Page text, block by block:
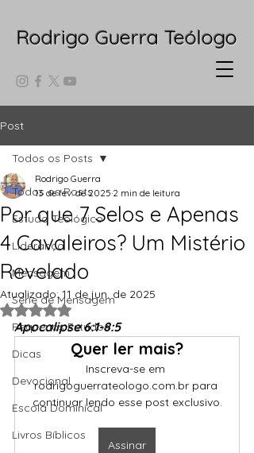
Rodrigo Guerra Teólogo
Post
Todos os Posts
Estudo Teológico
Liderança
Mensagem
Série de Mensagem
Pequenos Estudos
Dicas
Devocional
Escola Dominical
Livros Bíblicos
Todos os Posts
Por que 7 Selos e Apenas
4 Cavaleiros? Um Mistério
Revelado
Rodrigo Guerra
13 de fev. de 2025 2 min de leitura
Atualizado:11 de jun. de 2025
Avaliado com NaN de 5 estrelas.
Apocalipse 6:1-8:5
Quer ler mais?
Inscreva-se em
rodrigoguerrateologo.com.br para
continuar lendo esse post exclusivo.
Assinar